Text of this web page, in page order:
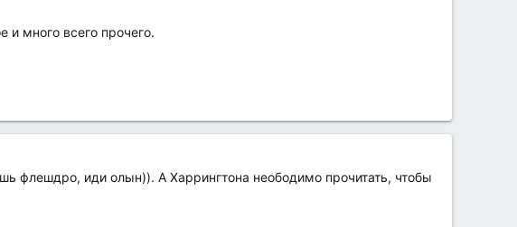
много всего прочего.
флешдро, иди олын)). А Харрингтона неободимо прочитать, чтобы